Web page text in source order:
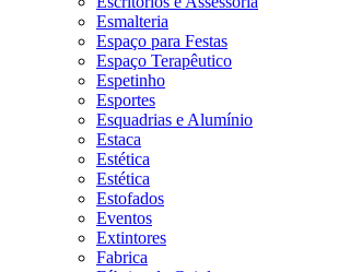
Esmalteria
Espaço para Festas
Espaço Terapêutico
Espetinho
Esportes
Esquadrias e Alumínio
Estaca
Estética
Estética
Estofados
Eventos
Extintores
Fabrica